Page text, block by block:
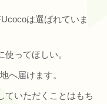
は選ばれていま
ってほしい。
へ届けます。
ていただくことはもち